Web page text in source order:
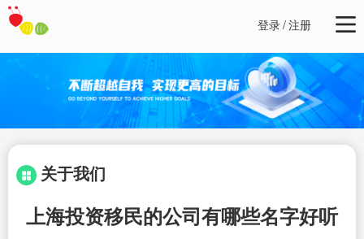
登录/注册
关于我们
上海投资移民的公司有哪些名字好听